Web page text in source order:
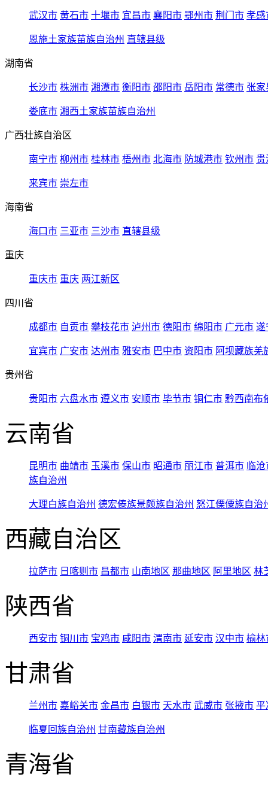
武汉市 黄石市 十堰市 宜昌市 襄阳市 鄂州市 荆门市 孝感
恩施土家族苗族自治州 直辖县级
湖南省
长沙市 株洲市 湘潭市 衡阳市 邵阳市 岳阳市 常德市 张家
娄底市 湘西土家族苗族自治州
广西壮族自治区
南宁市 柳州市 桂林市 梧州市 北海市 防城港市 钦州市 贵
来宾市 崇左市
海南省
海口市 三亚市 三沙市 直辖县级
重庆
重庆市 重庆 两江新区
四川省
成都市 自贡市 攀枝花市 泸州市 德阳市 绵阳市 广元市 遂
宜宾市 广安市 达州市 雅安市 巴中市 资阳市 阿坝藏族羌
贵州省
贵阳市 六盘水市 遵义市 安顺市 毕节市 铜仁市 黔西南布
云南省
昆明市 曲靖市 玉溪市 保山市 昭通市 丽江市 普洱市 临
族自治州
大理白族自治州 德宏傣族景颇族自治州 怒江傈僳族自治
西藏自治区
拉萨市 日喀则市 昌都市 山南地区 那曲地区 阿里地区 林
陕西省
西安市 铜川市 宝鸡市 咸阳市 渭南市 延安市 汉中市 榆林
甘肃省
兰州市 嘉峪关市 金昌市 白银市 天水市 武威市 张掖市 平
临夏回族自治州 甘南藏族自治州
青海省